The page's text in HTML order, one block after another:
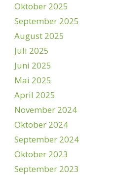
Oktober 2025
September 2025
August 2025
Juli 2025
Juni 2025
Mai 2025
April 2025
November 2024
Oktober 2024
September 2024
Oktober 2023
September 2023